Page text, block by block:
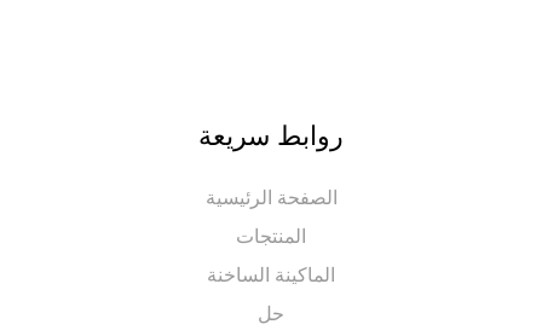
روابط سريعة
الصفحة الرئيسية
المنتجات
الماكينة الساخنة